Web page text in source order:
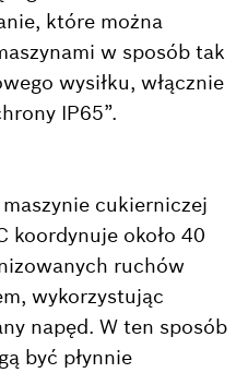
które można
w sposób tak
wysiłku, włącznie
IP65”.
cukierniczej
koordynuje około 40
ruchów
wykorzystując
napęd. W ten sposób
być płynnie